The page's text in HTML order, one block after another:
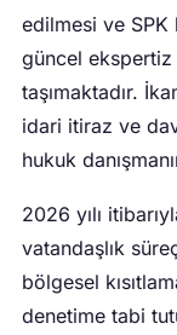
edilmesi ve SPK
güncel ekspertiz
taşımaktadır.
idari itiraz ve
hukuk
2026 yılı
vatandaşlık
bölgesel
denetime tabi